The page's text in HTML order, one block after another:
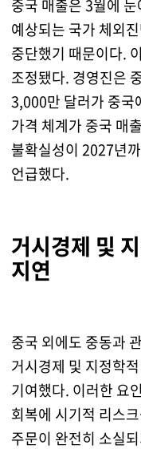
중국 매출은 3월에
예상되는 국가 체외
중단했기 때문이다.
조정됐다. 경영진은
3,000만 달러가 중국
가격 체계가 중국 매
불확실성이 2027년
언급했다.
거시경제 및
지연
중국 외에도 중동과
거시경제 및 지정학
기여했다. 이러한 요
회복에 시기적 리스
주문이 완전히 소실